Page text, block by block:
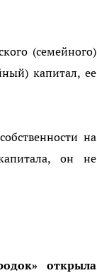
(семейного)
капитал, ее
на
он не
открыла